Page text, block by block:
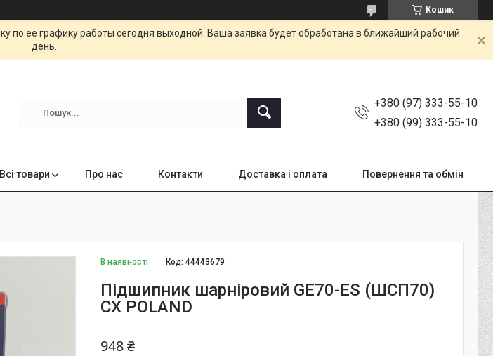
Кошик
по ее графику работы сегодня выходной. Ваша заявка будет обработана в ближайший рабочий
день.
+380 (97) 333-55-10
+380 (99) 333-55-10
Всі товари Про нас Контакти Доставка і оплата Повернення та обмін
В наявності Код:44443679
Підшипник шарніровий GE70-ES (ШСП70)
CX POLAND
948 ₴